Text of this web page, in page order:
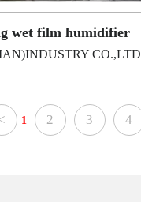
wet film humidifier
CO.,LTD
1 2 3 4